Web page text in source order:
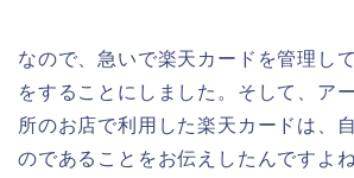
なので、急いで楽天カードを管理し
をすることにしました。そして、ア
所のお店で利用した楽天カードは、
のであることをお伝えしたんですよ